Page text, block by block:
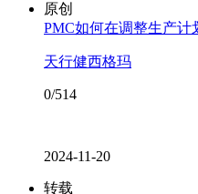
原创
PMC如何在调整生产计
天行健西格玛
0/514
2024-11-20
转载